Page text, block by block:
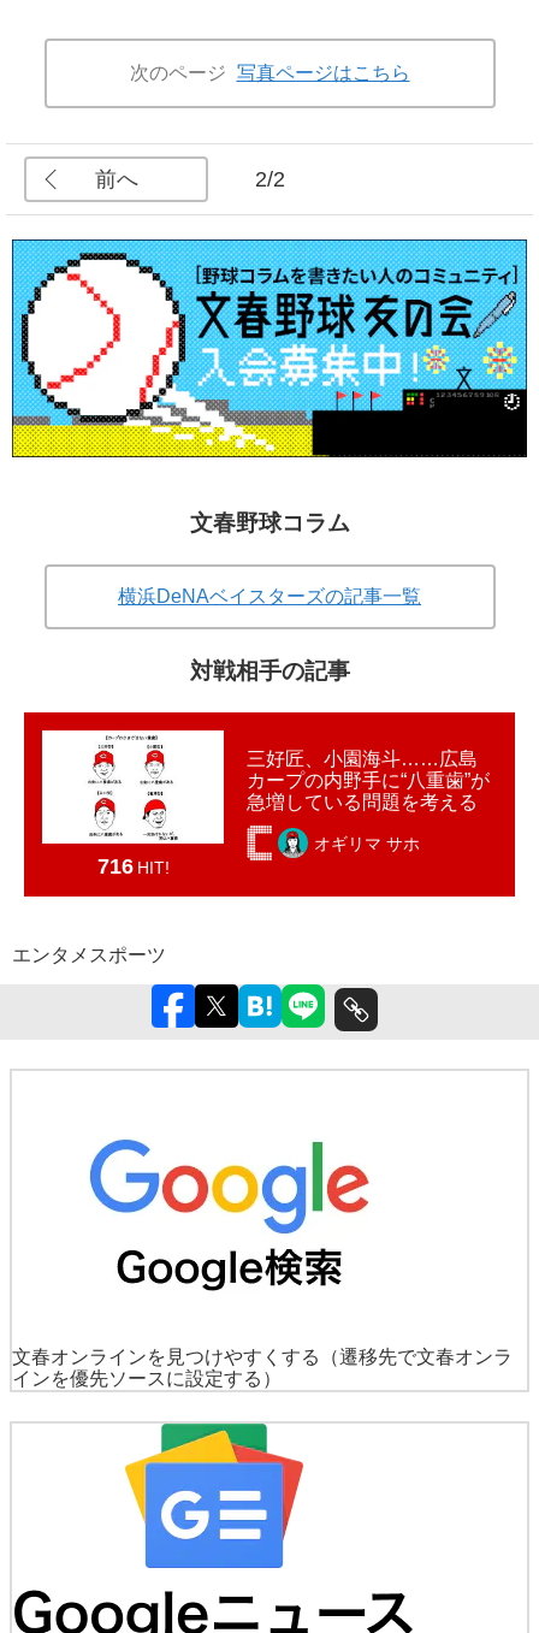
次のページ 写真ページはこちら
前へ 2/2
文春野球コラム
横浜DeNAベイスターズの記事一覧
対戦相手の記事
716 HIT!
三好匠、小園海斗……広島
カープの内野手に“八重歯”が
急増している問題を考える
オギリマ サホ
エンタメ スポーツ
文春オンラインを見つけやすくする
（遷移先で文春オンラ
インを優先ソースに設定する）